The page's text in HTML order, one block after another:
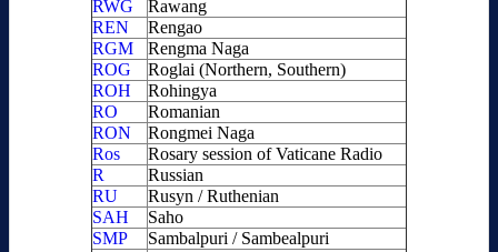
RWG
Rawang
REN
Rengao
RGM
Rengma Naga
ROG
Roglai (Northern, Southern)
ROH
Rohingya
RO
Romanian
RON
Rongmei Naga
Ros
Rosary session of Vaticane Radio
R
Russian
RU
Rusyn / Ruthenian
SAH
Saho
SMP
Sambalpuri / Sambealpuri